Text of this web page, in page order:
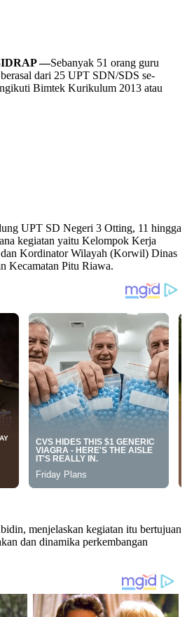
—Sebanyak 51 orang guru
dari 25 UPT SDN/SDS se-
Bimtek Kurikulum 2013 atau
UPT SD Negeri 3 Otting, 11 hingga
kegiatan yaitu Kelompok Kerja
Kordinator Wilayah (Korwil) Dinas
Kecamatan Pitu Riawa.
menjelaskan kegiatan itu bertujuan
dan dinamika perkembangan